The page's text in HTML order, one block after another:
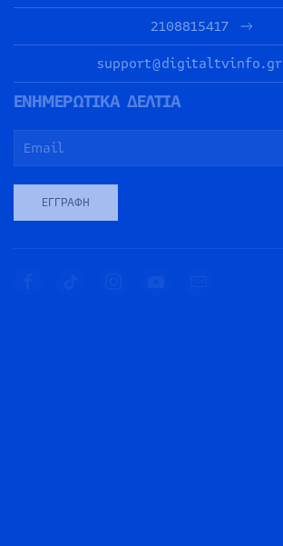
2108815417
support@digitaltvinfo.gr
ΕΝΗΜΕΡΩΤΙΚΑ ΔΕΛΤΙΑ
ΕΓΓΡΑΦΉ